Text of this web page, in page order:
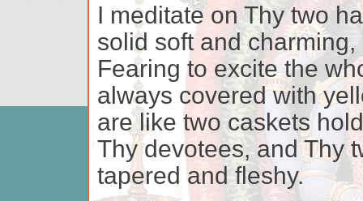
I meditate on Thy two
solid soft and
Fearing to excite the
always covered with
are like two caskets
Thy devotees, and Thy
tapered and fleshy.